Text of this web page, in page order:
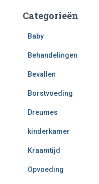
Categorieën
Baby
Behandelingen
Bevallen
Borstvoeding
Dreumes
kinderkamer
Kraamtijd
Opvoeding